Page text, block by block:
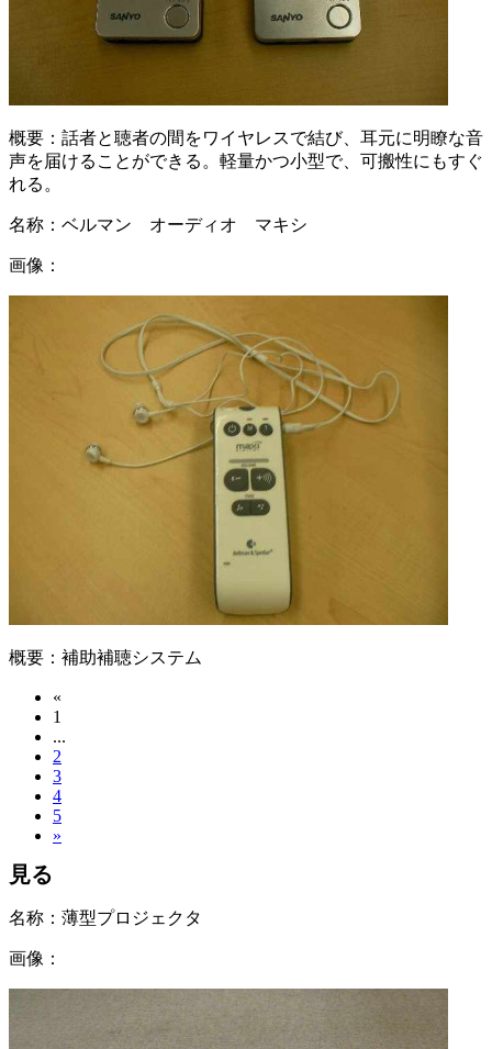
概要： 話者と聴者の間をワイヤレスで結び、耳元に明瞭な音
声を届けることができる。軽量かつ小型で、可搬性にもすぐ
れる。
名称： ベルマン オーディオ マキシ
画像：
概要： 補助補聴システム
«
1
...
2
3
4
5
»
見る
名称： 薄型プロジェクタ
画像：